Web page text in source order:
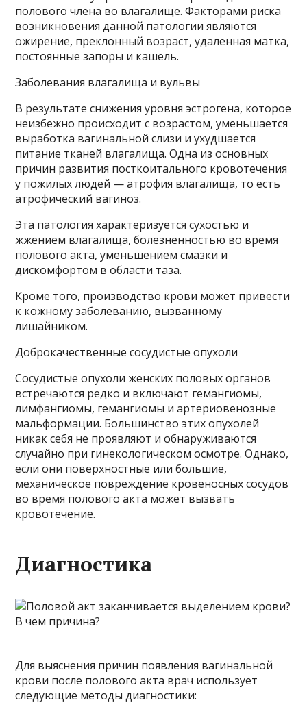
полового члена во влагалище. Факторами риска
возникновения данной патологии являются
ожирение, преклонный возраст, удаленная матка,
постоянные запоры и кашель.
Заболевания влагалища и вульвы
В результате снижения уровня эстрогена, которое
неизбежно происходит с возрастом, уменьшается
выработка вагинальной слизи и ухудшается
питание тканей влагалища. Одна из основных
причин развития посткоитального кровотечения
у пожилых людей — атрофия влагалища, то есть
атрофический вагиноз.
Эта патология характеризуется сухостью и
жжением влагалища, болезненностью во время
полового акта, уменьшением смазки и
дискомфортом в области таза.
Кроме того, производство крови может привести
к кожному заболеванию, вызванному
лишайником.
Доброкачественные сосудистые опухоли
Сосудистые опухоли женских половых органов
встречаются редко и включают гемангиомы,
лимфангиомы, гемангиомы и артериовенозные
мальформации. Большинство этих опухолей
никак себя не проявляют и обнаруживаются
случайно при гинекологическом осмотре. Однако,
если они поверхностные или большие,
механическое повреждение кровеносных сосудов
во время полового акта может вызвать
кровотечение.
Диагностика
Для выяснения причин появления вагинальной
крови после полового акта врач использует
следующие методы диагностики: